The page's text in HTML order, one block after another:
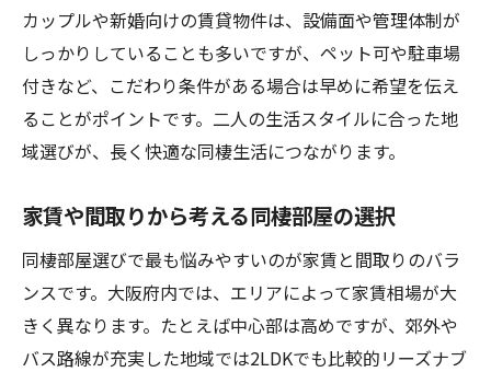
カップルや新婚向けの賃貸物件は、設備面や管理体制が
しっかりしていることも多いですが、ペット可や駐車場
付きなど、こだわり条件がある場合は早めに希望を伝え
ることがポイントです。二人の生活スタイルに合った地
域選びが、長く快適な同棲生活につながります。
家賃や間取りから考える同棲部屋の選択
同棲部屋選びで最も悩みやすいのが家賃と間取りのバラ
ンスです。大阪府内では、エリアによって家賃相場が大
きく異なります。たとえば中心部は高めですが、郊外や
バス路線が充実した地域では2LDKでも比較的リーズナブ